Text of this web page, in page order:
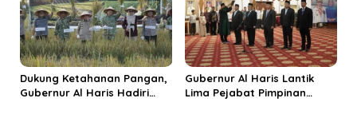
Dukung Ketahanan Pangan,
Gubernur Al Haris Hadiri
Gubernur Al Haris Lantik
Lima Pejabat Pimpinan